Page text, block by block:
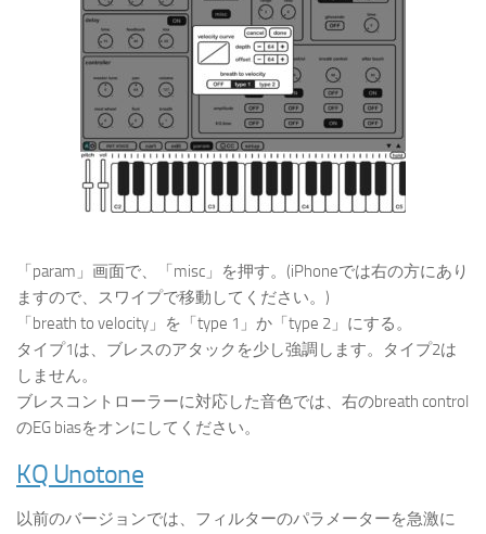
「param」画面で、「misc」を押す。(iPhoneでは右の方にあり
ますので、スワイプで移動してください。)
「breath to velocity」を「type 1」か「type 2」にする。
タイプ1は、ブレスのアタックを少し強調します。タイプ2は
しません。
ブレスコントローラーに対応した音色では、右のbreath control
のEG biasをオンにしてください。
KQ Unotone
以前のバージョンでは、フィルターのパラメーターを急激に